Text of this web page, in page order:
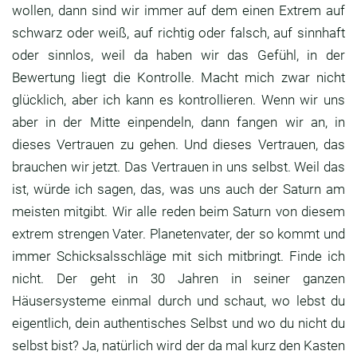
wollen, dann sind wir immer auf dem einen Extrem auf
schwarz oder weiß, auf richtig oder falsch, auf sinnhaft
oder sinnlos, weil da haben wir das Gefühl, in der
Bewertung liegt die Kontrolle. Macht mich zwar nicht
glücklich, aber ich kann es kontrollieren. Wenn wir uns
aber in der Mitte einpendeln, dann fangen wir an, in
dieses Vertrauen zu gehen. Und dieses Vertrauen, das
brauchen wir jetzt. Das Vertrauen in uns selbst. Weil das
ist, würde ich sagen, das, was uns auch der Saturn am
meisten mitgibt. Wir alle reden beim Saturn von diesem
extrem strengen Vater. Planetenvater, der so kommt und
immer Schicksalsschläge mit sich mitbringt. Finde ich
nicht. Der geht in 30 Jahren in seiner ganzen
Häusersysteme einmal durch und schaut, wo lebst du
eigentlich, dein authentisches Selbst und wo du nicht du
selbst bist? Ja, natürlich wird der da mal kurz den Kasten